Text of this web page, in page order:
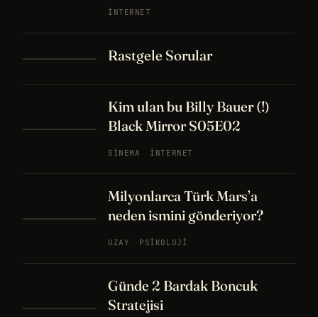
İNTERNET
Rastgele Sorular
Kim ulan bu Billy Bauer (!)
Black Mirror S05E02
SINEMA İNTERNET
Milyonlarca Türk Mars’a
neden ismini gönderiyor?
UZAY PSIKOLOJI
Günde 2 Bardak Boncuk
Stratejisi